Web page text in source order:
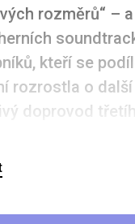
rozměrů“ –
kteří se
rozrostla o
doprovod